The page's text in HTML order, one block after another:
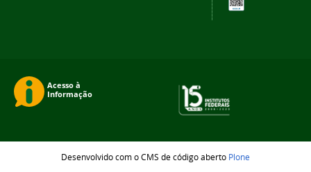
Desenvolvido com o CMS de código aberto Plone